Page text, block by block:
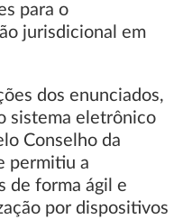
para o
jurisdicional em
dos enunciados,
sistema eletrônico
Conselho da
permitiu a
de forma ágil e
por dispositivos